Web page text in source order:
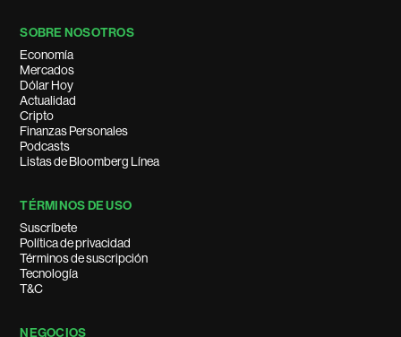
SOBRE NOSOTROS
Economía
Mercados
Dólar Hoy
Actualidad
Cripto
Finanzas Personales
Podcasts
Listas de Bloomberg Línea
TÉRMINOS DE USO
Suscríbete
Política de privacidad
Términos de suscripción
Tecnología
T&C
NEGOCIOS